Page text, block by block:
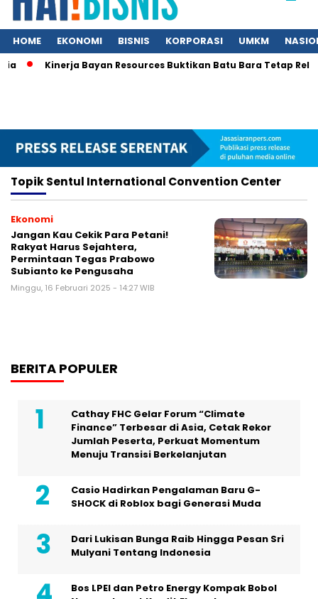
HOME EKONOMI BISNIS KORPORASI UMKM
Kinerja Bayan Resources Buktikan Batu Bara Tetap
TopikSentul International Convention Center
Ekonomi
Jangan Kau Cekik Para Petani!
Rakyat Harus Sejahtera,
Permintaan Tegas Prabowo
Subianto ke Pengusaha
Minggu, 16 Februari 2025 - 14:27 WIB
BERITA POPULER
Cathay FHC Gelar Forum “Climate
Finance” Terbesar di Asia, Cetak Rekor
Jumlah Peserta, Perkuat Momentum
Menuju Transisi Berkelanjutan
Casio Hadirkan Pengalaman Baru G-
SHOCK di Roblox bagi Generasi Muda
Dari Lukisan Bunga Raib Hingga Pesan Sri
Mulyani Tentang Indonesia
Bos LPEI dan Petro Energy Kompak Bobol